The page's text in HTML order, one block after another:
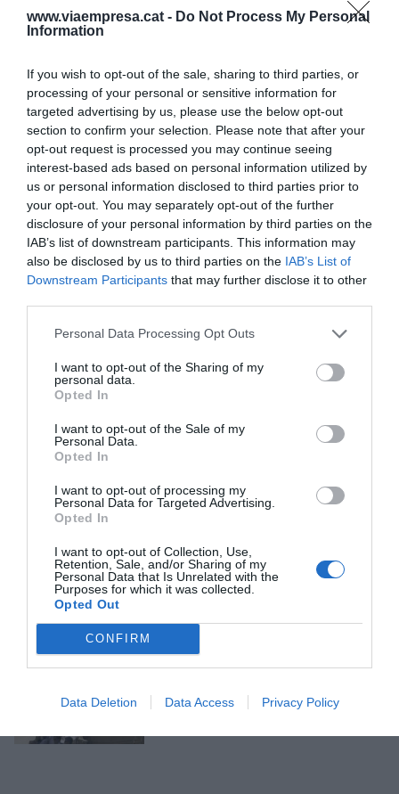
www.viaempresa.cat - Do Not Process My Personal
Information
If you wish to opt-out of the sale, sharing to third parties, or
processing of your personal or sensitive information for
targeted advertising by us, please use the below opt-out
section to confirm your selection. Please note that after your
opt-out request is processed you may continue seeing
interest-based ads based on personal information utilized by
us or personal information disclosed to third parties prior to
your opt-out. You may separately opt-out of the further
disclosure of your personal information by third parties on the
IAB’s list of downstream participants. This information may
also be disclosed by us to third parties on the IAB’s List of
Downstream Participants that may further disclose it to other
Personal Data Processing Opt Outs
I want to opt-out of the Sharing of my
personal data.
Opted In
I want to opt-out of the Sale of my
Personal Data.
Opted In
I want to opt-out of processing my
Personal Data for Targeted Advertising.
Opted In
I want to opt-out of Collection, Use,
Retention, Sale, and/or Sharing of my
Personal Data that Is Unrelated with the
Purposes for which it was collected.
Opted Out
CONFIRM
Data Deletion Data Access Privacy Policy
L'ANÀLISI
Fires i congressos: una
infraestructura econòmica
clau per a Barcelona
3 de març de 2026
L'ANÀLISI
Fascinats pels robots,
desbordats pel canvi
24 de febrer de 2026
(re)comana
17 de febrer de 2026
L'ANÀLISI